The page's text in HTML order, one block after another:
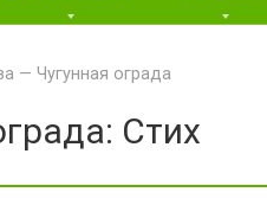
— Чугунная ограда
Стих